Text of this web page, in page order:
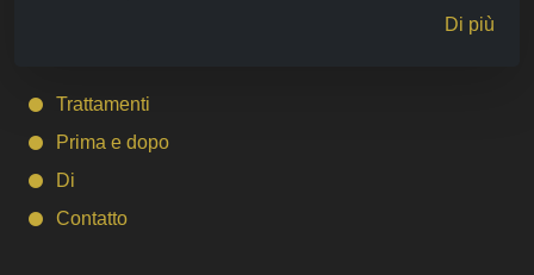
Di più
Trattamenti
Prima e dopo
Di
Contatto